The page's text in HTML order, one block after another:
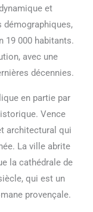
et
démographiques,
19 000 habitants.
avec une
décennies.
en partie par
Vence
architectural qui
La ville abrite
la cathédrale de
qui est un
provençale.